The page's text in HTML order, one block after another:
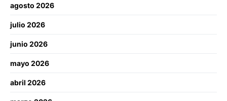
agosto 2026
julio 2026
junio 2026
mayo 2026
abril 2026